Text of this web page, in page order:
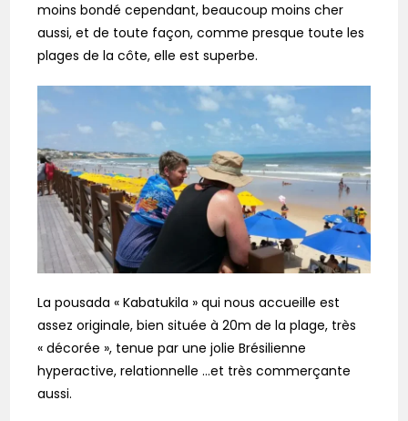
moins bondé cependant, beaucoup moins cher
aussi, et de toute façon, comme presque toute les
plages de la côte, elle est superbe.
La pousada « Kabatukila » qui nous accueille est
assez originale, bien située à 20m de la plage, très
« décorée », tenue par une jolie Brésilienne
hyperactive, relationnelle …et très commerçante
aussi.